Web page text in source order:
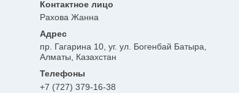
Рахова Жанна
пр. Гагарина 10, уг. ул. Богенбай Батыра,
Алматы, Казахстан
+7 (727) 379-16-38